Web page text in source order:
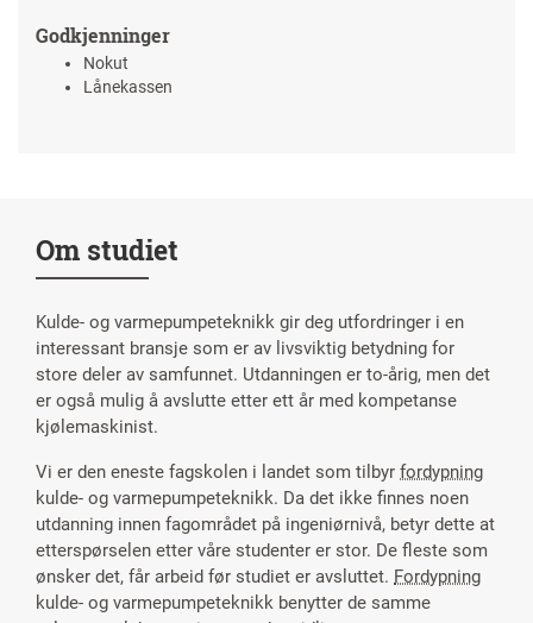
Godkjenninger
Nokut
Lånekassen
Om studiet
Kulde- og varmepumpeteknikk gir deg utfordringer i en
interessant bransje som er av livsviktig betydning for
store deler av samfunnet. Utdanningen er to-årig, men det
er også mulig å avslutte etter ett år med kompetanse
kjølemaskinist.
Vi er den eneste fagskolen i landet som tilbyr fordypning
kulde- og varmepumpeteknikk. Da det ikke finnes noen
utdanning innen fagområdet på ingeniørnivå, betyr dette at
etterspørselen etter våre studenter er stor. De fleste som
ønsker det, får arbeid før studiet er avsluttet. Fordypning
kulde- og varmepumpeteknikk benytter de samme